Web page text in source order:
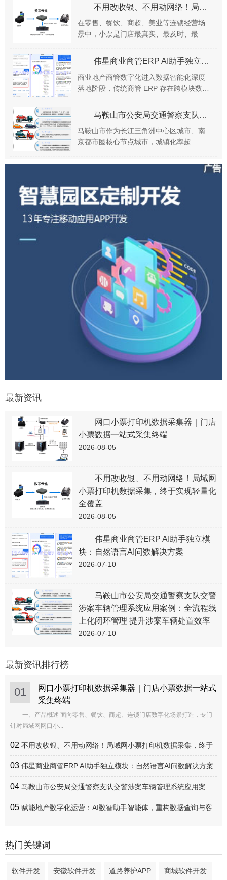
无需修改原有收银系统、不改动门店现有
局域网架构，低...
不用改收银、不用动网络！局域网小票打印机数据采集，终于实现轻量化全覆盖
在零售、餐饮、商超、美业等连锁经营场
景中，小票是门店最真实、最及时、最核
单小票、结算小票，都记录着门店的交易
金额、商品清单...
伟星商业商管ERP AI助手独立模块：自然语言AI问数解决方案
商业地产商管数字化进入数据智能化深度
落地阶段，传统商管 ERP 存在跨模块数据
获取门槛高、数据权限管控粗放等痛点。
伟星商业基...
马鞍山市公安局交通警察支队交警涉案车辆管理系统应用案例：全流程线上化闭环管理 提升涉案车辆处置效率
马鞍山市作为长江三角洲中心区城市、南
京都市圈核心节点城市，城镇化率超
格局，与南京等周边城市交通联动频繁，
最新资讯
网口小票打印机数据采集器｜门店
小票数据一站式采集终端
2026-08-05
不用改收银、不用动网络！局域网
小票打印机数据采集，终于实现轻量化
全覆盖
2026-08-05
伟星商业商管ERP AI助手独立模
块：自然语言AI问数解决方案
2026-07-10
马鞍山市公安局交通警察支队交警
涉案车辆管理系统应用案例：全流程线
上化闭环管理 提升涉案车辆处置效率
2026-07-10
最新资讯排行榜
01
网口小票打印机数据采集器｜门店小票数据一站式
采集终端
一、产品概述 面向零售、餐饮、商超、连锁门店数字化场景打造，专门
针对局域网网口小...
02 不用改收银、不用动网络！局域网小票打印机数据采集，终于
实现轻量化全覆盖
03 伟星商业商管ERP AI助手独立模块：自然语言AI问数解决方案
04 马鞍山市公安局交通警察支队交警涉案车辆管理系统应用案
例：全流程线上化闭环管理 提升涉案车辆处置效率
05 赋能地产数字化运营：AI数智助手智能体，重构数据查询与客
热门关键词
软件开发 安徽软件开发 道路养护APP 商城软件开发